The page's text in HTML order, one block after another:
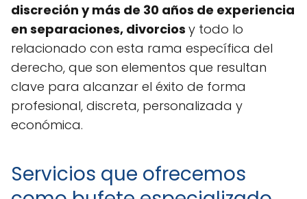
discreción y más de 30 años de experiencia
en separaciones, divorcios y todo lo
relacionado con esta rama específica del
derecho, que son elementos que resultan
clave para alcanzar el éxito de forma
profesional, discreta, personalizada y
económica.
Servicios que ofrecemos